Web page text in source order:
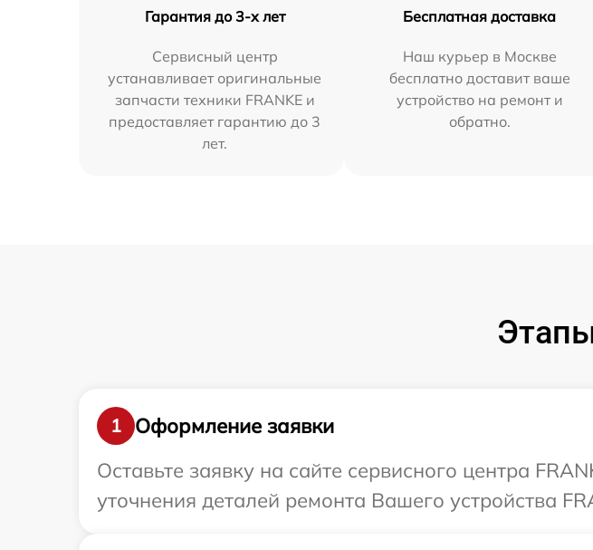
Гарантия до 3-х лет
Сервисный центр
устанавливает оригинальные
запчасти техники FRANKE и
предоставляет гарантию до 3
лет.
Бесплатная доставка
Наш курьер в Москве
бесплатно доставит ваше
устройство на ремонт и
обратно.
1
Оформление заявки
Оставьте заявку на сайте сервисного центра
уточнения деталей ремонта Вашего устройства